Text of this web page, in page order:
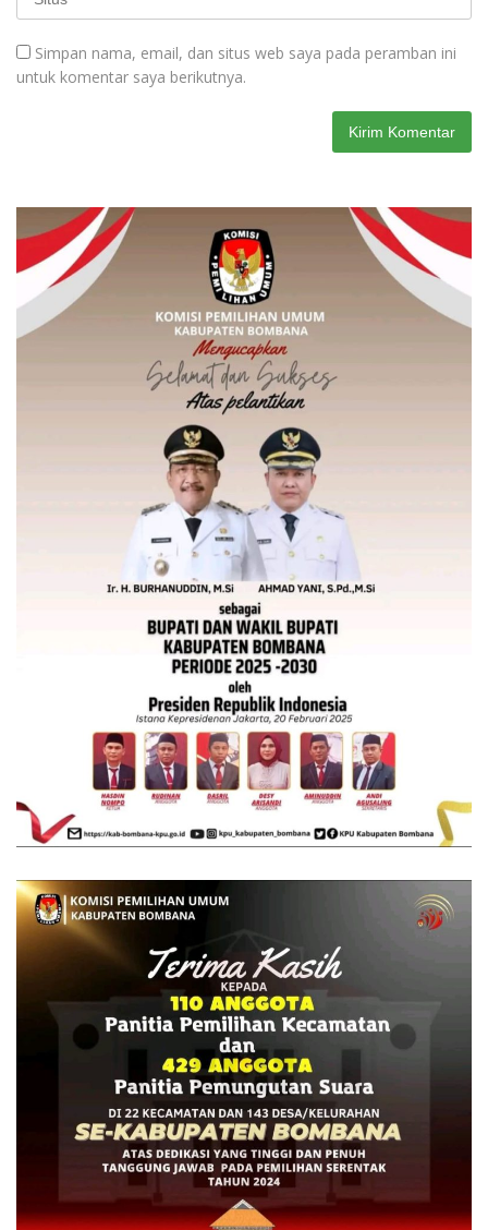
Simpan nama, email, dan situs web saya pada peramban ini
untuk komentar saya berikutnya.